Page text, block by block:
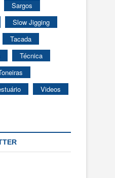
Sargos
Slow Jigging
Tacada
Técnica
Videos